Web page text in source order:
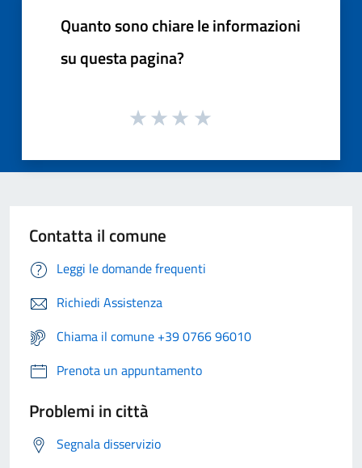
Quanto sono chiare le informazioni
su questa pagina?
Contatta il comune
Leggi le domande frequenti
Richiedi Assistenza
Chiama il comune +39 0766 96010
Prenota un appuntamento
Problemi in città
Segnala disservizio